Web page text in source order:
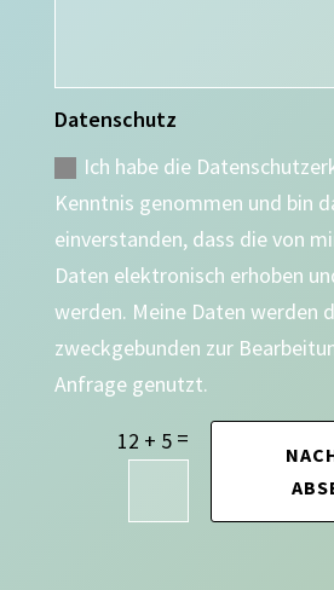
Datenschutz
Ich habe die
Kenntnis genommen und bin
einverstanden, dass die von
Daten elektronisch erhoben
werden. Meine Daten werden
zweckgebunden zur
Anfrage genutzt.
12 + 5 =